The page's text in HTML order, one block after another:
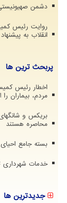
دشمن
روایت رئیس
انقلاب به
پربحث ترین ها
اخطار رئیس
مردم، بیماران
بریکس و
محاصره هستند
بسته جامع
خدمات شهرداری
جدیدترین ها